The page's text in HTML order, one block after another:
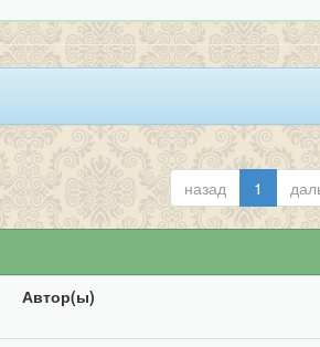
назад 1
Автор(ы)